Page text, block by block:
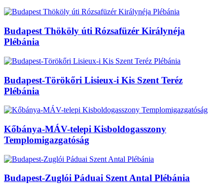
Budapest Thököly úti Rózsafüzér Királynéja
Plébánia
Budapest-Törökőri Lisieux-i Kis Szent Teréz
Plébánia
Kőbánya-MÁV-telepi Kisboldogasszony
Templomigazgatóság
Budapest-Zuglói Páduai Szent Antal Plébánia